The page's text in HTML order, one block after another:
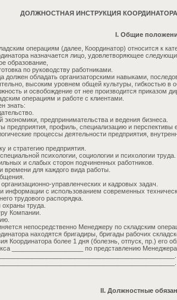
ДОЛЖНОСТНАЯ ИНСТРУКЦИЯ
I. Общие
операциям (далее, Координатор) относится к
назначается лицо, удовлетворяющее
образование,
по руководству работниками.
должен обладать организаторскими навыками,
высоким уровнем общей культуры, гибкостью в
и освобождение от нее производится приказом
операциям и работе с клиентами.
знать:
предпринимательства и ведения бизнеса.
предприятия, профиль, специализацию и перспективы
процессы деятельности предприятия,
и стратегию предприятия.
психологии, социологии и психологии труда.
и слабых сторон подчиненных работников.
времени для каждого вида работы.
управленческих и кадровых задач.
информации с использованием современных
трудового распорядка.
труда.
Компании.
непосредственно Менеджеру по складским
находятся бригадиры, бригады рабочих
Координатора более 1 дня (болезнь, отпуск, пр.) его
____________________ по представлению
II. Должностные